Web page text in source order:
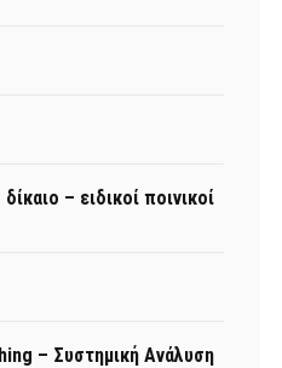
– ειδικοί ποινικοί
– Συστημική Ανάλυση